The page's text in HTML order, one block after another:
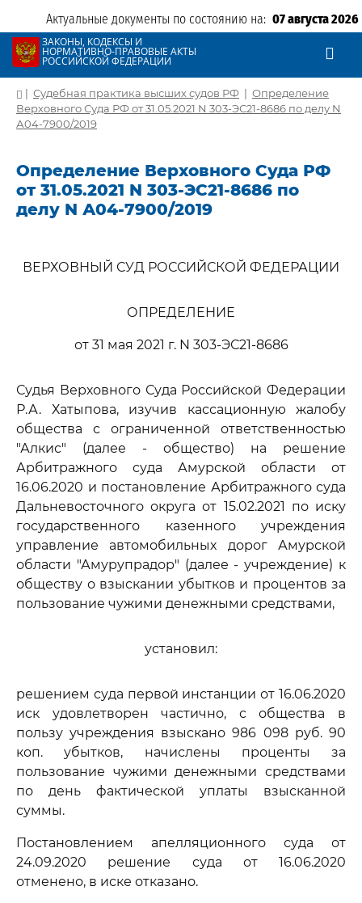
Актуальные документы по состоянию на: 07 августа 2026
ЗАКОНЫ, КОДЕКСЫ И
НОРМАТИВНО-ПРАВОВЫЕ АКТЫ
РОССИЙСКОЙ ФЕДЕРАЦИИ
| Судебная практика высших судов РФ | Определение
Верховного Суда РФ от 31.05.2021 N 303-ЭС21-8686 по делу N
А04-7900/2019
Определение Верховного Суда РФ
от 31.05.2021 N 303-ЭС21-8686 по
делу N А04-7900/2019
ВЕРХОВНЫЙ СУД РОССИЙСКОЙ ФЕДЕРАЦИИ
ОПРЕДЕЛЕНИЕ
от 31 мая 2021 г. N 303-ЭС21-8686
Судья Верховного Суда Российской Федерации
Р.А. Хатыпова, изучив кассационную жалобу
общества с ограниченной ответственностью
"Алкис" (далее - общество) на решение
Арбитражного суда Амурской области от
16.06.2020 и постановление Арбитражного суда
Дальневосточного округа от 15.02.2021 по иску
государственного казенного учреждения
управление автомобильных дорог Амурской
области "Амурупрадор" (далее - учреждение) к
обществу о взыскании убытков и процентов за
пользование чужими денежными средствами,
установил:
решением суда первой инстанции от 16.06.2020
иск удовлетворен частично, с общества в
пользу учреждения взыскано 986 098 руб. 90
коп. убытков, начислены проценты за
пользование чужими денежными средствами
по день фактической уплаты взысканной
суммы.
Постановлением апелляционного суда от
24.09.2020 решение суда от 16.06.2020
отменено, в иске отказано.